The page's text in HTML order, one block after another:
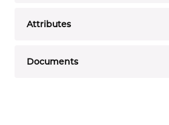
Attributes
Documents